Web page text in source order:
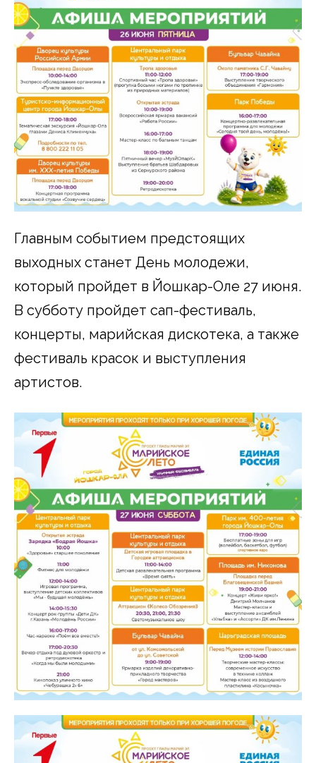
Главным событием предстоящих
выходных станет День молодежи,
который пройдет в Йошкар-Оле 27 июня.
В субботу пройдет сап-фестиваль,
концерты, марийская дискотека, а также
фестиваль красок и выступления
артистов.